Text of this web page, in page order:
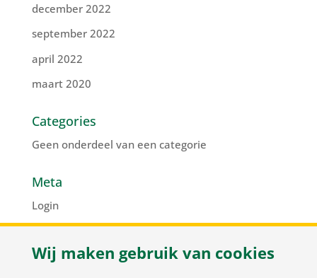
december 2022
september 2022
april 2022
maart 2020
Categories
Geen onderdeel van een categorie
Meta
Login
Vermeldingen feed
Reacties feed
Wij maken gebruik van cookies